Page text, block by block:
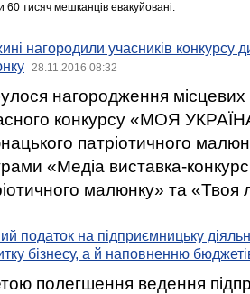
60 тисяч мешканців евакуйовані.
нагородили учасників конкурсу
28.11.2016 08:32
нагородження
конкурсу «МОЯ
патріотичного
«Медіа виставка-
малюнку» та «Твоя
податок на підприємницьку
бізнесу, а й наповненню
полегшення ведення